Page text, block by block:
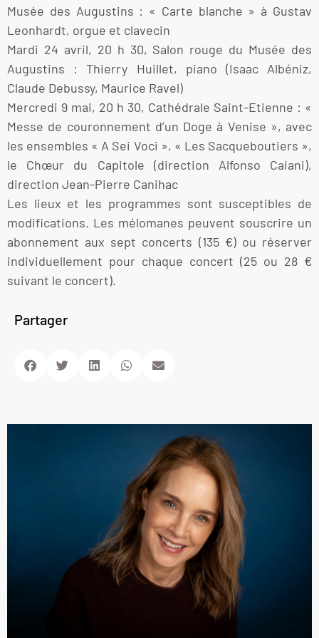
Musée des Augustins : « Carte blanche » à Gustav
Leonhardt, orgue et clavecin
Mardi 24 avril, 20 h 30, Salon rouge du Musée des
Augustins : Thierry Huillet, piano (Isaac Albéniz,
Claude Debussy, Maurice Ravel)
Mercredi 9 mai, 20 h 30, Cathédrale Saint-Etienne : «
Messe de couronnement d’un Doge à Venise », avec
les ensembles « A Sei Voci », « Les Sacqueboutiers »,
le Chœur du Capitole (direction Alfonso Caiani),
direction Jean-Pierre Canihac
Les lieux et les programmes sont susceptibles de
modifications. Les mélomanes peuvent souscrire un
abonnement aux sept concerts (135 €) ou réserver
individuellement pour chaque concert (25 ou 28 €
suivant le concert).
Partager